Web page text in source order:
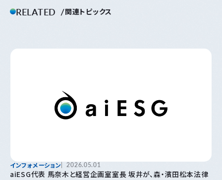
RELATED 関連トピックス
インフォメーション 2026.05.01
aiESG代表 馬奈木と経営企画室室長 坂井が、森・濱田松本法律